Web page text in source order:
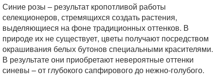
Синие розы – результат кропотливой работы
селекционеров, стремящихся создать растения,
выделяющиеся на фоне традиционных оттенков. В
природе их не существует, цветы получают посредством
окрашивания белых бутонов специальными красителями.
В результате они приобретают невероятные оттенки
синевы – от глубокого сапфирового до нежно-голубого.